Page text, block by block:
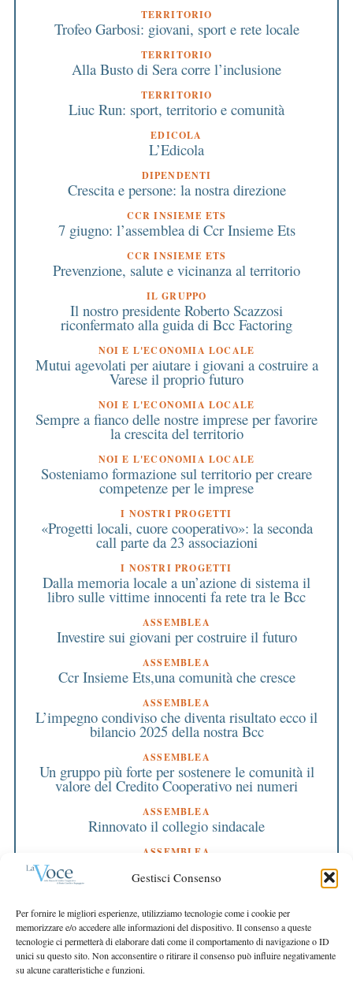
Gestisci Consenso
Per fornire le migliori esperienze, utilizziamo tecnologie come i cookie per
memorizzare e/o accedere alle informazioni del dispositivo. Il consenso a queste
tecnologie ci permetterà di elaborare dati come il comportamento di navigazione o ID
unici su questo sito. Non acconsentire o ritirare il consenso può influire negativamente
su alcune caratteristiche e funzioni.
TERRITORIO
Trofeo Garbosi: giovani, sport e rete locale
TERRITORIO
Alla Busto di Sera corre l’inclusione
TERRITORIO
Liuc Run: sport, territorio e comunità
EDICOLA
L’Edicola
DIPENDENTI
Crescita e persone: la nostra direzione
CCR INSIEME ETS
7 giugno: l’assemblea di Ccr Insieme Ets
CCR INSIEME ETS
Prevenzione, salute e vicinanza al territorio
IL GRUPPO
Il nostro presidente Roberto Scazzosi
riconfermato alla guida di Bcc Factoring
NOI E L'ECONOMIA LOCALE
Mutui agevolati per aiutare i giovani a costruire a
Varese il proprio futuro
NOI E L'ECONOMIA LOCALE
Sempre a fianco delle nostre imprese per favorire
la crescita del territorio
NOI E L'ECONOMIA LOCALE
Sosteniamo formazione sul territorio per creare
competenze per le imprese
I NOSTRI PROGETTI
«Progetti locali, cuore cooperativo»: la seconda
call parte da 23 associazioni
I NOSTRI PROGETTI
Dalla memoria locale a un’azione di sistema il
libro sulle vittime innocenti fa rete tra le Bcc
ASSEMBLEA
Investire sui giovani per costruire il futuro
ASSEMBLEA
Ccr Insieme Ets,una comunità che cresce
ASSEMBLEA
L’impegno condiviso che diventa risultato ecco il
bilancio 2025 della nostra Bcc
ASSEMBLEA
Un gruppo più forte per sostenere le comunità il
valore del Credito Cooperativo nei numeri
ASSEMBLEA
Rinnovato il collegio sindacale
ASSEMBLEA
Bilancio approvato all’unanimità e 2 milioni
destinati al territorio
EDITORIALE DIRETTORE
Crescere restando riconoscibili
EDITORIALE PRESIDENTE
Costruire futuro insieme